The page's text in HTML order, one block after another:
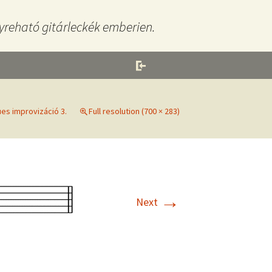
gitárleckék emberien.
improvizáció 3. Full resolution (700 × 283)
Next →